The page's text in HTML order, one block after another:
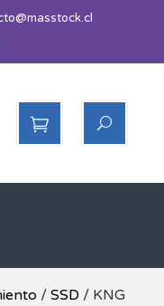
/ SSD / KNG